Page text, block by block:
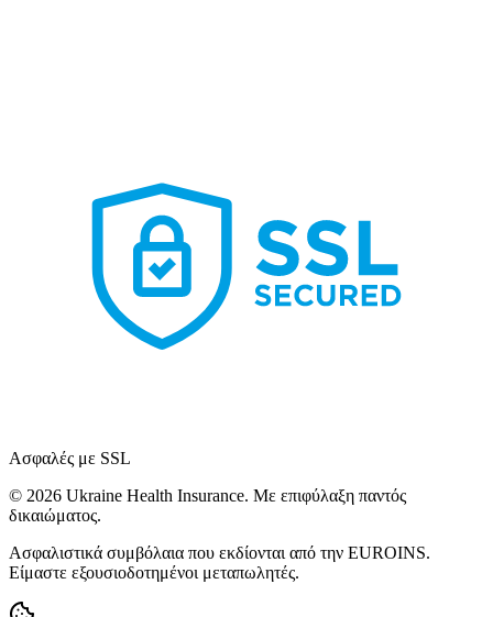
Ασφαλές με SSL
© 2026 Ukraine Health Insurance. Με επιφύλαξη παντός
δικαιώματος.
Ασφαλιστικά συμβόλαια που εκδίονται από την EUROINS.
Είμαστε εξουσιοδοτημένοι μεταπωλητές.